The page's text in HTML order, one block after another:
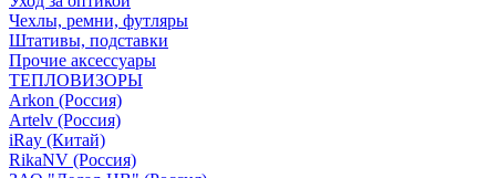
Чехлы, ремни, футляры
Штативы, подставки
Прочие аксессуары
ТЕПЛОВИЗОРЫ
Arkon (Россия)
Artelv (Россия)
iRay (Китай)
RikaNV (Россия)